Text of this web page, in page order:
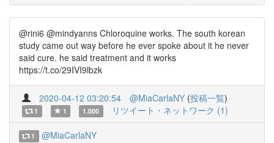
@rini6 @mindyanns Chloroquine works. The south korean
study came out way before he ever spoke about it he never
said cure. he said treatment and it works
https://t.co/29IVI9lbzk
2020-04-12 03:20:54 @MiaCarlaNY (投稿一覧)
1 1 1.000 リツイート・ネットワーク (1)
1 @MiaCarlaNY